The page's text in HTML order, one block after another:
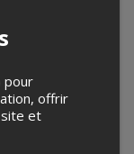
pour
offrir
et